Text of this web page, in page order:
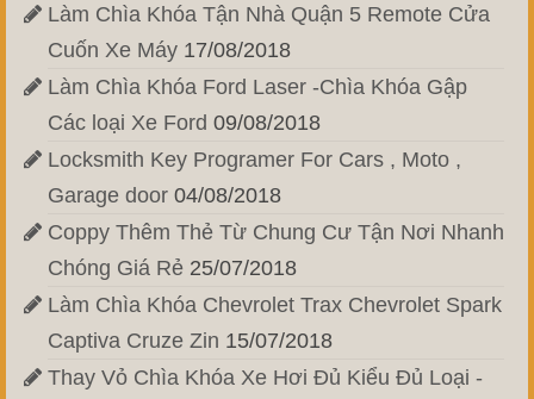
Làm Chìa Khóa Tận Nhà Quận 5 Remote Cửa
Cuốn Xe Máy 17/08/2018
Làm Chìa Khóa Ford Laser -Chìa Khóa Gập
Các loại Xe Ford 09/08/2018
Locksmith Key Programer For Cars , Moto ,
Garage door 04/08/2018
Coppy Thêm Thẻ Từ Chung Cư Tận Nơi Nhanh
Chóng Giá Rẻ 25/07/2018
Làm Chìa Khóa Chevrolet Trax Chevrolet Spark
Captiva Cruze Zin 15/07/2018
Thay Vỏ Chìa Khóa Xe Hơi Đủ Kiểu Đủ Loại -